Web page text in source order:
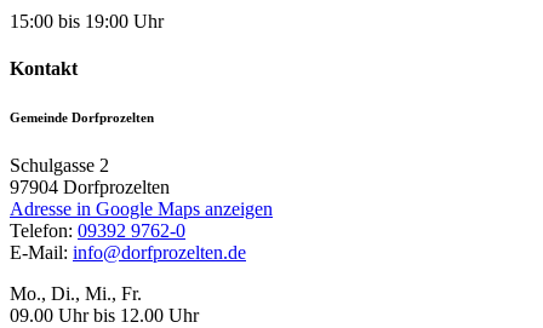
15:00 bis 19:00 Uhr
Kontakt
Gemeinde Dorfprozelten
Schulgasse 2
97904 Dorfprozelten
Adresse in Google Maps anzeigen
Telefon: 09392 9762-0
E-Mail: info@dorfprozelten.de
Mo., Di., Mi., Fr.
09.00 Uhr bis 12.00 Uhr